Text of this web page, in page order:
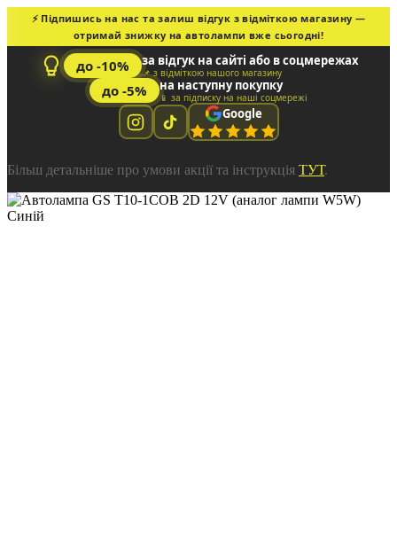
⚡ Підпишись на нас та залиш відгук з відміткою магазину —
отримай знижку на автолампи вже сьогодні!
до -10% за відгук на сайті або в соцмережах
📌 з відміткою нашого магазину
до -5% на наступну покупку
📱 за підписку на наші соцмережі
Google
Більш детальніше про умови акції та інструкція ТУТ.